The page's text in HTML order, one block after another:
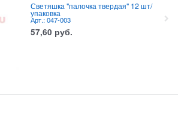
Светяшка "палочка твердая" 12 шт/
упаковка
Арт.: 047-003
57,60 руб.